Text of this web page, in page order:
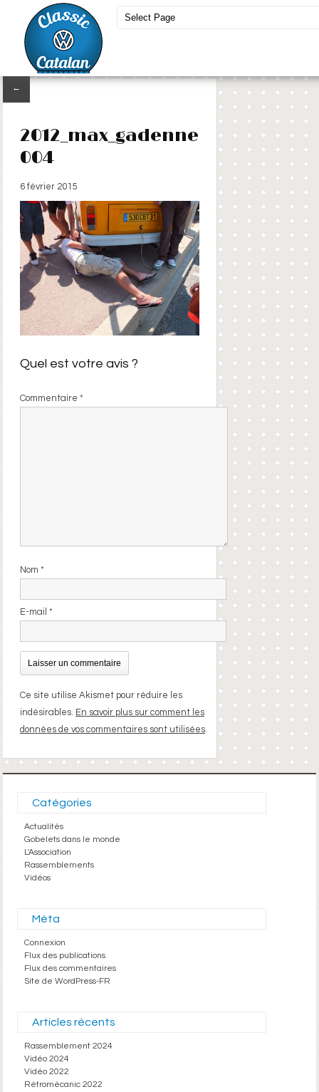
←
2012_max_gadenne
004
6 février 2015
Quel est votre avis ?
Commentaire *
Nom *
E-mail *
Ce site utilise Akismet pour réduire les
indésirables. En savoir plus sur comment les
données de vos commentaires sont utilisées.
Catégories
Actualités
Gobelets dans le monde
L'Association
Rassemblements
Vidéos
Méta
Connexion
Flux des publications
Flux des commentaires
Site de WordPress-FR
Articles récents
Rassemblement 2024
Vidéo 2024
Vidéo 2022
Rétromécanic 2022